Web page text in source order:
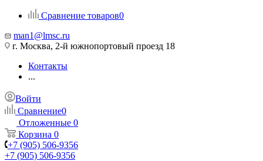
Сравнение товаров0
man1@lmsc.ru
г. Москва, 2-й южнопортовый проезд 18
Контакты
...
Войти
Сравнение0
Отложенные 0
Корзина 0
+7 (905) 506-9356
+7 (905) 506-9356